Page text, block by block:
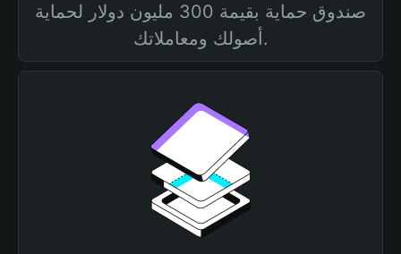
صندوق حماية بقيمة 300 مليون دولار لحماية
أصولك ومعاملاتك.